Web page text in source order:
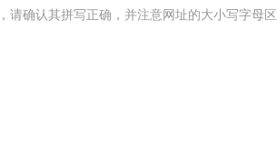
请确认其拼写正确，并注意网址的大小写字母